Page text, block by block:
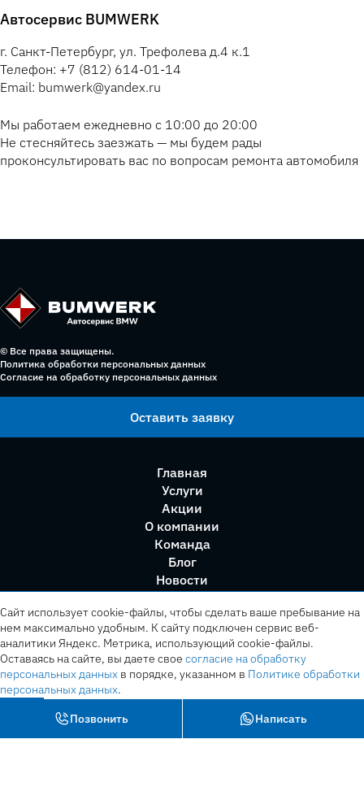
Автосервис BUMWERK
г. Санкт-Петербург, ул. Трефолева д.4 к.1
Телефон: +7 (812) 614-01-14
Email: bumwerk@yandex.ru
Мы работаем ежедневно с 10:00 до 20:00
Не стесняйтесь заезжать — мы будем рады
проконсультировать вас по вопросам ремонта автомобиля
© Все права защищены.
Политика обработки персональных данных
Согласие на обработку персональных данных
Оставить заявку
Главная
Услуги
Акции
О компании
Команда
Блог
Новости
Позвонить Написать
Сайт использует cookie-файлы, чтобы сделать ваше пребывание на
нем максимально удобным. К cайту подключен сервис веб-
аналитики Яндекс. Метрика, использующий cookie-файлы.
Оставаясь на сайте, вы даете свое согласие на обработку
персональных данных в порядке, указанном в Политике обработки
персональных данных.